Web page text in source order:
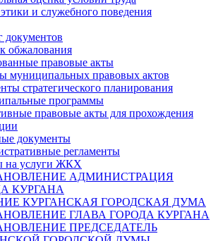
и служебного поведения
документов
обжалования
правовые акты
муниципальных правовых актов
стратегического планирования
программы
правовые акты для прохождения
документы
регламенты
на услуги ЖКХ
АДМИНИСТРАЦИЯ
КУРГАНА
КУРГАНСКАЯ ГОРОДСКАЯ ДУМА
ГЛАВА ГОРОДА КУРГАНА
ПРЕДСЕДАТЕЛЬ